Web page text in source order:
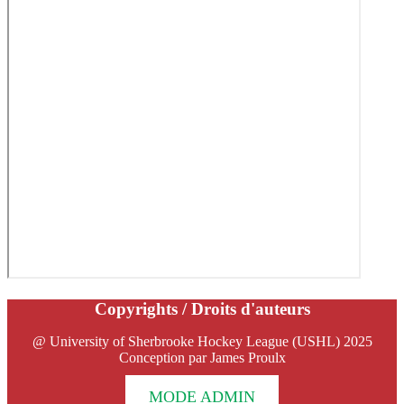
Copyrights / Droits d'auteurs
@ University of Sherbrooke Hockey League (USHL) 2025
Conception par James Proulx
MODE ADMIN